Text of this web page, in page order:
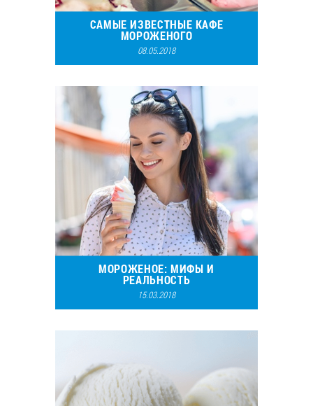
САМЫЕ ИЗВЕСТНЫЕ КАФЕ
МОРОЖЕНОГО
08.05.2018
МОРОЖЕНОЕ: МИФЫ И
РЕАЛЬНОСТЬ
15.03.2018